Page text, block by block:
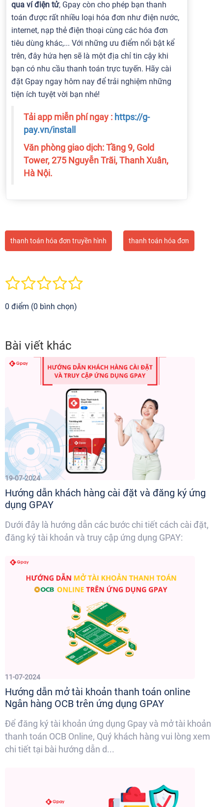
qua ví điện tử, Gpay còn cho phép bạn thanh
toán được rất nhiều loại hóa đơn như điện nước,
internet, nạp thẻ điện thoại cùng các hóa đơn
tiêu dùng khác,... Với những ưu điểm nổi bật kể
trên, đây hứa hẹn sẽ là một địa chỉ tin cậy khi
bạn có nhu cầu thanh toán trực tuyến. Hãy cài
đặt Gpay ngay hôm nay để trải nghiệm những
tiện ích tuyệt vời bạn nhé!
Tải app miễn phí ngay : https://g-
pay.vn/install
Văn phòng giao dịch: Tầng 9, Gold
Tower, 275 Nguyễn Trãi, Thanh Xuân,
Hà Nội.
thanh toán hóa đơn truyền hình thanh toán hóa đơn
0 điểm (0 bình chọn)
Bài viết khác
19-07-2024
Hướng dẫn khách hàng cài đặt và đăng ký ứng
dụng GPAY
Dưới đây là hướng dẫn các bước chi tiết cách cài đặt,
đăng ký tài khoản và truy cập ứng dụng GPAY:
11-07-2024
Hướng dẫn mở tài khoản thanh toán online
Ngân hàng OCB trên ứng dụng GPAY
Để đăng ký tài khoản ứng dụng Gpay và mở tài khoản
thanh toán OCB Online, Quý khách hàng vui lòng xem
chi tiết tại bài hướng dẫn d...